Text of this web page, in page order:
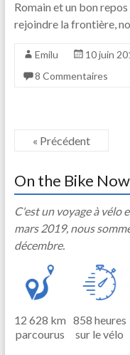
Romain et un bon
rejoindre la frontière,
Emilu 10 juin
8 Commentaires
« Précédent
On the Bike
C'est un voyage à vélo
mars 2019, nous
décembre.
12 628 km
parcourus
858 heures
sur le vélo